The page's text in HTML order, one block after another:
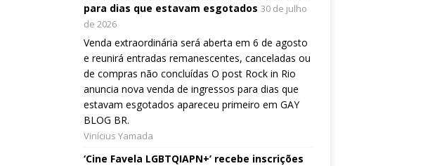
para dias que estavam esgotados 30 de julho
de 2026
Venda extraordinária será aberta em 6 de agosto
e reunirá entradas remanescentes, canceladas ou
de compras não concluídas O post Rock in Rio
anuncia nova venda de ingressos para dias que
estavam esgotados apareceu primeiro em GAY
BLOG BR.
Vinícius Yamada
‘Cine Favela LGBTQIAPN+’ recebe inscrições